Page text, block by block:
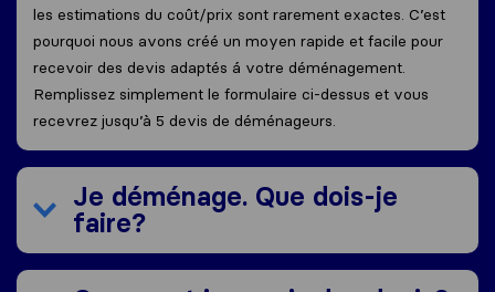
les estimations du coût/prix sont rarement exactes. C’est
pourquoi nous avons créé un moyen rapide et facile pour
recevoir des devis adaptés á votre déménagement.
Remplissez simplement le formulaire ci-dessus et vous
recevrez jusqu’à 5 devis de déménageurs.
Je déménage. Que dois-je
faire?